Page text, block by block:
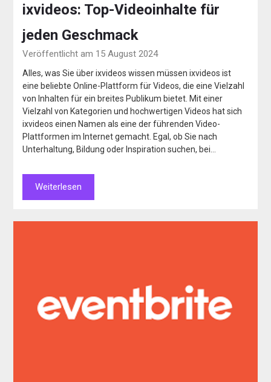
ixvideos: Top-Videoinhalte für
jeden Geschmack
Veröffentlicht am 15 August 2024
Alles, was Sie über ixvideos wissen müssen ixvideos ist
eine beliebte Online-Plattform für Videos, die eine Vielzahl
von Inhalten für ein breites Publikum bietet. Mit einer
Vielzahl von Kategorien und hochwertigen Videos hat sich
ixvideos einen Namen als eine der führenden Video-
Plattformen im Internet gemacht. Egal, ob Sie nach
Unterhaltung, Bildung oder Inspiration suchen, bei…
Weiterlesen